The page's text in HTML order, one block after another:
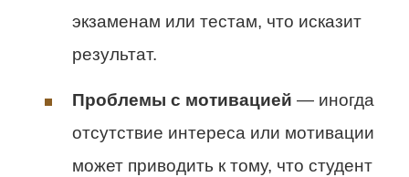
экзаменам или тестам, что исказит
результат.
Проблемы с мотивацией — иногда
отсутствие интереса или мотивации
может приводить к тому, что студент